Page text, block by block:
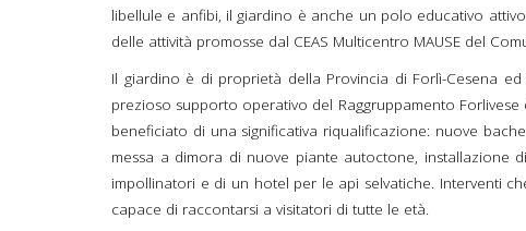
libellule e anfibi, il giardino è anche un polo educativo
delle attività promosse dal CEAS Multicentro MAUSE del
Il giardino è di proprietà della Provincia di Forlì-Cesena
prezioso supporto operativo del Raggruppamento
beneficiato di una significativa riqualificazione: nuove
messa a dimora di nuove piante autoctone, installazione
impollinatori e di un hotel per le api selvatiche. Interventi
capace di raccontarsi a visitatori di tutte le età.